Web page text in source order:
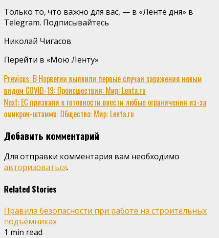
Только то, что важно для вас, — в «Ленте дня» в
Telegram. Подписывайтесь
Николай Чигасов
Перейти в «Мою Ленту»
Continue
Reading
Previous: В Норвегии выявили первые случаи заражения новым
видом COVID-19: Происшествия: Мир: Lenta.ru
Next: ЕС призвали к готовности ввести любые ограничения из-за
омикрон-штамма: Общество: Мир: Lenta.ru
Добавить комментарий
Для отправки комментария вам необходимо
авторизоваться.
Related Stories
Правила безопасности при работе на строительных
подъёмниках
1 min read